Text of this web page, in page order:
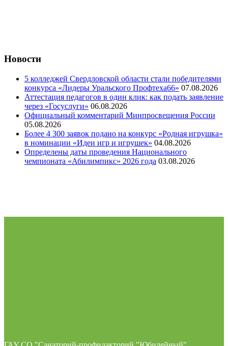
Новости
5 колледжей Свердловской области стали победителями
конкурса «Лидеры Уральского Профтеха66» 07.08.2026
Аттестация педагогов в один клик: как подать заявление
через «Госуслуги» 06.08.2026
Официальный комментарий Минпросвещения России
05.08.2026
Более 4 300 заявок подано на конкурс «Родная игрушка»
в номинации «Идеи игр и игрушек» 04.08.2026
Определены даты проведения Национального
чемпионата «Абилимпикс» 2026 года 03.08.2026